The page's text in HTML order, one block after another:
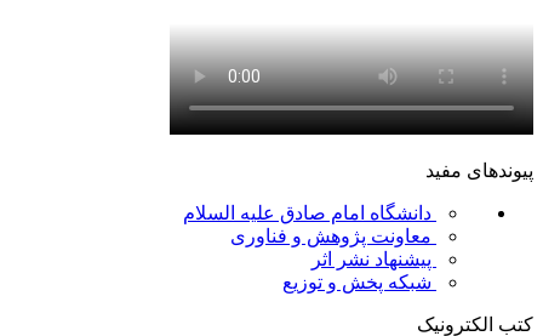
پیوندهای مفید
دانشگاه امام صادق علیه السلام
معاونت پژوهش و فناوری
پیشنهاد نشر اثر
شبکه پخش و توزیع
کتب الکترونیک